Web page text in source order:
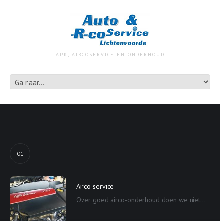
APK, AIRCOSERVICE EN ONDERHOUD
01
Airco service
Over goed airco-onderhoud doen we niet...